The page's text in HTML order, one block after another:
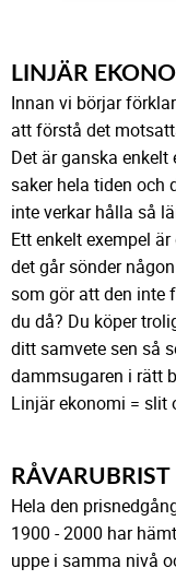
LINJÄR
Innan vi börjar
att förstå det
Det är ganska enkelt
saker hela tiden och
inte verkar hålla så
Ett enkelt exempel
det går sönder
som gör att den inte
du då? Du köper
ditt samvete sen så
dammsugaren i rätt
Linjär ekonomi = slit
RÅVARUBRIST
Hela den
1900 - 2000 har
uppe i samma nivå